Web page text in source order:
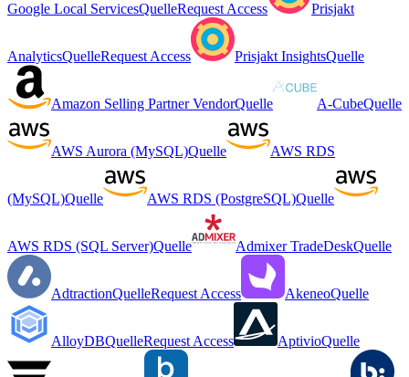
Google Local ServicesQuelleRequest Access Prisjakt
AnalyticsQuelleRequest Access Prisjakt InsightsQuelle
Amazon Selling Partner VendorQuelle A-CubeQuelle
AWS Aurora (MySQL)Quelle AWS RDS
(MySQL)Quelle AWS RDS (PostgreSQL)Quelle
AWS RDS (SQL Server)Quelle Admixer TradeDeskQuelle
AdtractionQuelleRequest Access AkeneoQuelle
AlloyDBQuelleRequest Access AptivioQuelle